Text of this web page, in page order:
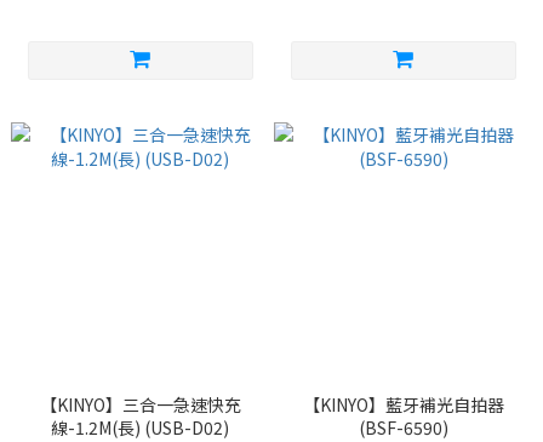
【KINYO】三合一急速快充
線-1.2M(長) (USB-D02)
【KINYO】藍牙補光自拍器
(BSF-6590)